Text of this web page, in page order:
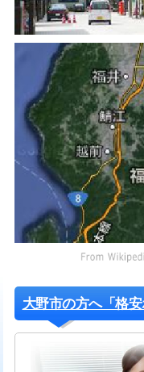
大野市の方へ「格